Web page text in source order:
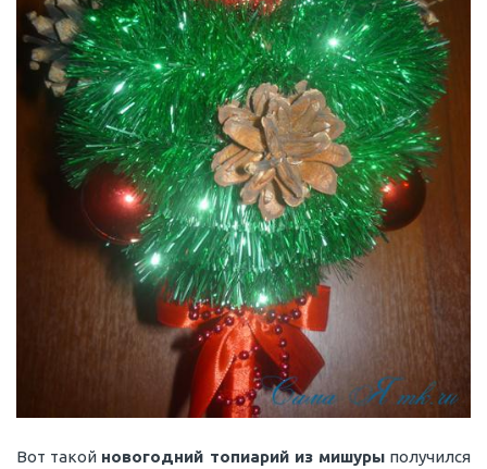
Вот такой новогодний топиарий из мишурыполучился